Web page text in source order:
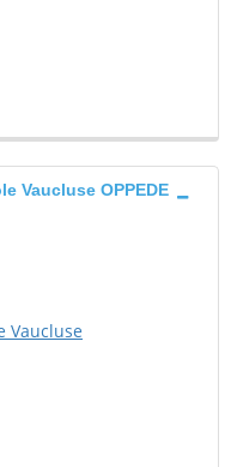
Vaucluse OPPEDE
Vaucluse